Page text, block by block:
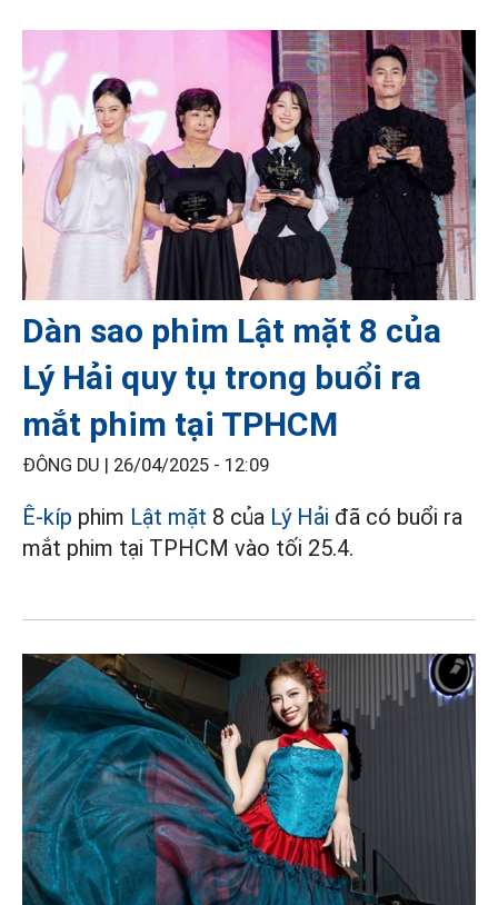
Dàn sao phim Lật mặt 8 của
Lý Hải quy tụ trong buổi ra
mắt phim tại TPHCM
ĐÔNG DU | 26/04/2025 - 12:09
Ê-kíp phim Lật mặt 8 của Lý Hải đã có buổi ra
mắt phim tại TPHCM vào tối 25.4.